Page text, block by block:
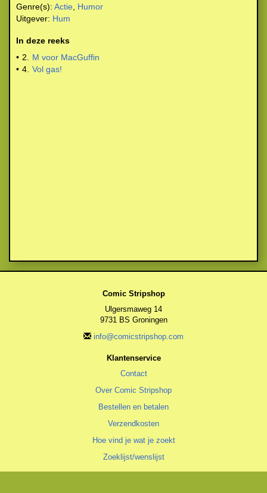
Genre(s): Actie Humor
Uitgever: Hum
In deze reeks
• 2.
M voor MacGuffin
• 4. Vol gas!
Comic Stripshop
Ulgersmaweg 14
9731 BS Groningen
info@comicstripshop.com
Klantenservice
Contact
Over Comic Stripshop
Bestellen en betalen
Verzendkosten
Hoe vind je wat je zoekt
Zoeklijst/wenslijst